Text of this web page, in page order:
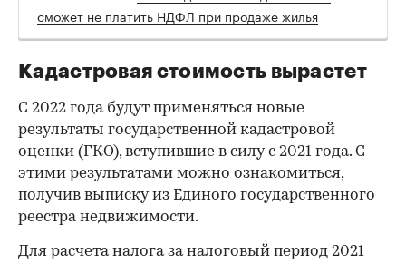
сможет не платить НДФЛ при продаже жилья
Кадастровая стоимость вырастет
С 2022 года будут применяться новые
результаты государственной кадастровой
оценки (ГКО), вступившие в силу с 2021 года. С
этими результатами можно ознакомиться,
получив выписку из Единого государственного
реестра недвижимости.
Для расчета налога за налоговый период 2021